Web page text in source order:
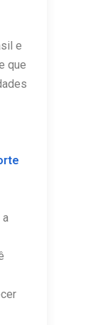
e
que
a